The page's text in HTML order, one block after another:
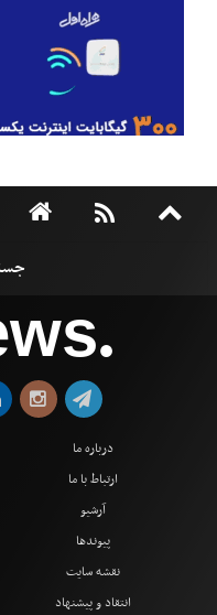
●
درباره ما
ارتباط با ما
آرشیو
پیوندها
نقشه سایت
انتقاد و پیشنهاد